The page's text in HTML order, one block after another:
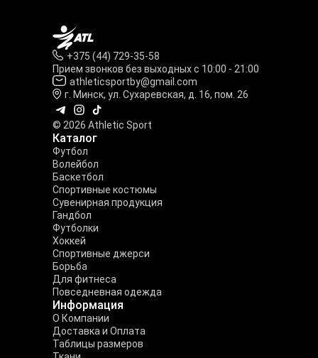
+375 (44) 729-35-58
Прием звонков без выходных с 10:00 - 21:00
athleticsportby@gmail.com
г. Минск, ул. Сухаревская, д. 16, пом. 26
© 2026 Athletic Sport
Каталог
Футбол
Волейбол
Баскетбол
Спортивные костюмы
Сувенирная продукция
Гандбол
Футболки
Хоккей
Спортивные джерси
Борьба
Для фитнеса
Повседневная одежда
Информация
О Компании
Доставка и Оплата
Таблицы размеров